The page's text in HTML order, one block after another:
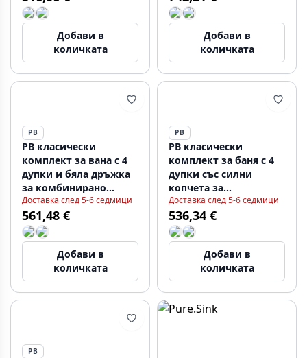
Добави в
количката
Добави в
количката
PB
PB класически
комплект за вана с 4
дупки и бяла дръжка
за комбинирано
пълнене на вана,
бронз 1208855812
Доставка след 5-6 седмици
561,48 €
Добави в
количката
PB
PB класически
комплект за баня с 4
дупки със силни
копчета за
комбинирана вана в
бронз 1208855842
Доставка след 5-6 седмици
536,34 €
Добави в
количката
PB